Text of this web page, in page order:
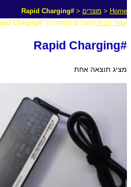
Home
< מוצרים <
#Rapid Charging
עמוד הבית>מוצרים המתויגים “#Rapid Charging”
#Rapid Charging
מציג תוצאה אחת